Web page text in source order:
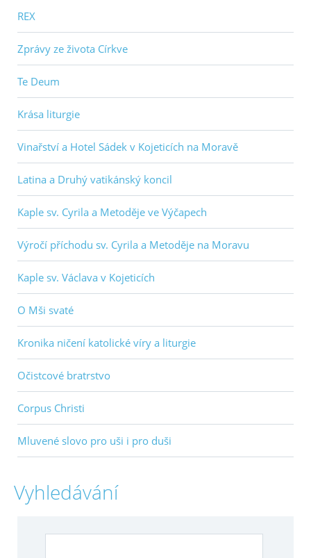
REX
Zprávy ze života Církve
Te Deum
Krása liturgie
Vinařství a Hotel Sádek v Kojeticích na Moravě
Latina a Druhý vatikánský koncil
Kaple sv. Cyrila a Metoděje ve Výčapech
Výročí příchodu sv. Cyrila a Metoděje na Moravu
Kaple sv. Václava v Kojeticích
O Mši svaté
Kronika ničení katolické víry a liturgie
Očistcové bratrstvo
Corpus Christi
Mluvené slovo pro uši i pro duši
Vyhledávání